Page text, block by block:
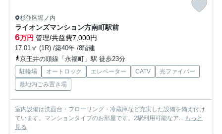
杉並区堀ノ内
ライオンズマンション方南町駅前
6万円 管理/共益費7,000円
17.01㎡ (1R) /築40年 /8階建
京王井の頭線「永福町」駅 徒歩23分
駐輪場 オートロック エレベーター CATV
光ファイバー
敷地内ごみ置き場
室内設備は洗面台・フローリング・冷蔵庫など充実した設備を備え付け
ています。マンションタイプのお部屋です。2駅利用可能なア... もっと
見る